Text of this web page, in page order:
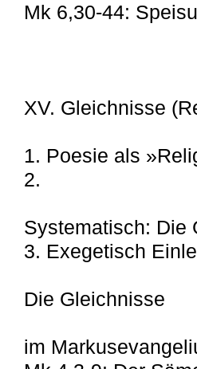
Mk 6,30-44:
XV. Gleichnisse
1. Poesie als
2.
Systematisch: Die
3. Exegetisch
Die Gleichnisse
im